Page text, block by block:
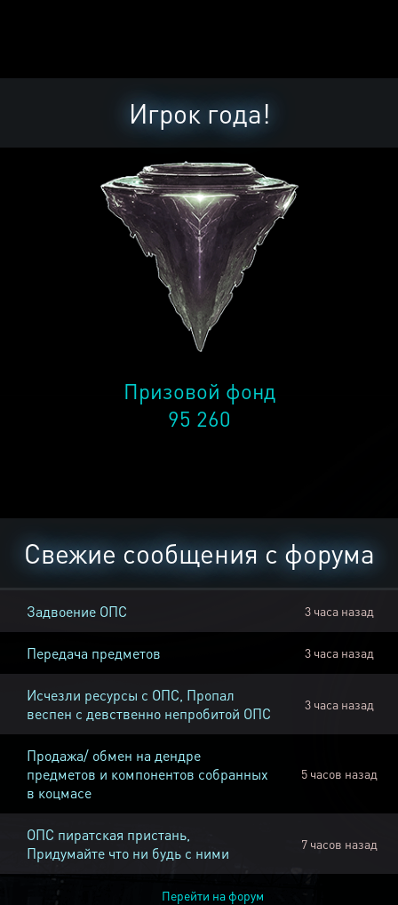
Игрок года!
Призовой фонд
95 260
Свежие сообщения с форума
Задвоение ОПС 3 часа назад
Передача предметов 3 часа назад
Исчезли ресурсы с ОПС, Пропал
веспен с девственно непробитой ОПС
3 часа назад
Продажа/ обмен на дендре
предметов и компонентов собранных
в коцмасе
5 часов назад
ОПС пиратская пристань,
Придумайте что ни будь с ними
7 часов назад
Перейти на форум